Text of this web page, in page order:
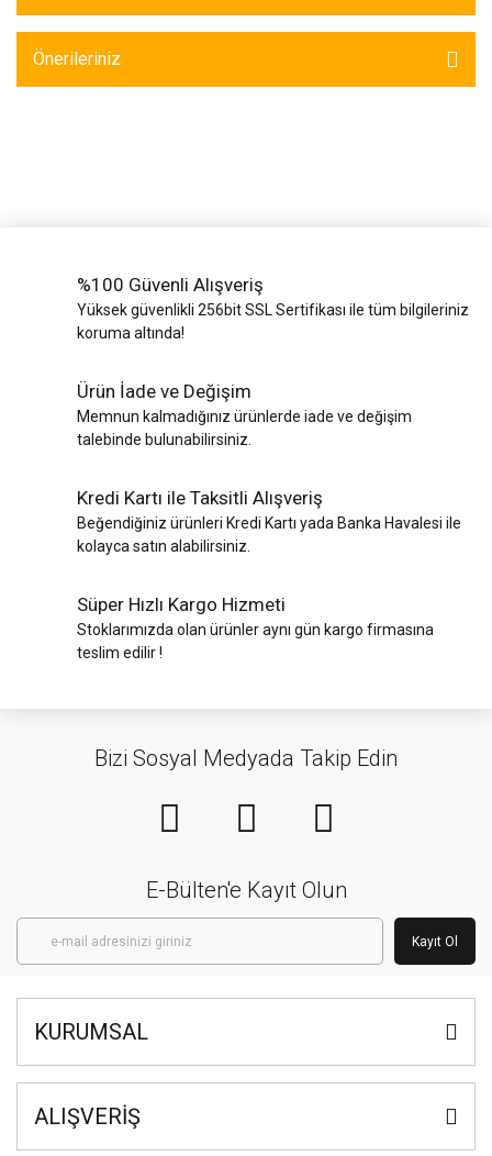
Önerileriniz
%100 Güvenli Alışveriş
Yüksek güvenlikli 256bit SSL Sertifikası ile tüm bilgileriniz
koruma altında!
Ürün İade ve Değişim
Memnun kalmadığınız ürünlerde iade ve değişim
talebinde bulunabilirsiniz.
Kredi Kartı ile Taksitli Alışveriş
Beğendiğiniz ürünleri Kredi Kartı yada Banka Havalesi ile
kolayca satın alabilirsiniz.
Süper Hızlı Kargo Hizmeti
Stoklarımızda olan ürünler aynı gün kargo firmasına
teslim edilir !
Bizi Sosyal Medyada Takip Edin
E-Bülten'e Kayıt Olun
Kayıt Ol
KURUMSAL
ALIŞVERİŞ